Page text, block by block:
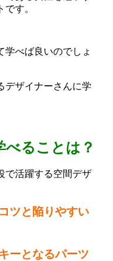
す。
学べば良いのでしょ
デザイナーさんに学
べることは？
で活躍する空間デザ
ツと陥りやすい
ーとなるパーツ